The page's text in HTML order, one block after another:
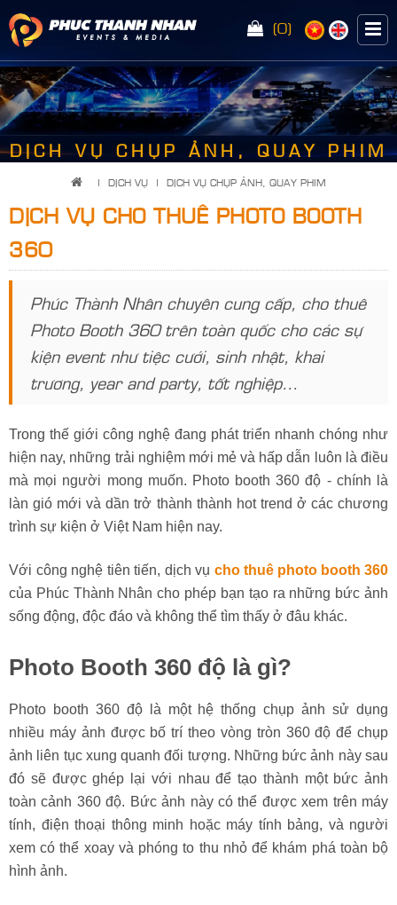
(0)
<
DỊCH VỤ CHỤP ẢNH, QUAY PHIM
| DỊCH VỤ | DỊCH VỤ CHỤP ẢNH, QUAY PHIM
DỊCH VỤ CHO THUÊ PHOTO BOOTH
360
Phúc Thành Nhân chuyên cung cấp, cho thuê
Photo Booth 360 trên toàn quốc cho các sự
kiện event như tiệc cưới, sinh nhật, khai
trương, year and party, tốt nghiệp…
Trong thế giới công nghệ đang phát triển nhanh chóng như
hiện nay, những trải nghiệm mới mẻ và hấp dẫn luôn là điều
mà mọi người mong muốn. Photo booth 360 độ - chính là
làn gió mới và dần trở thành thành hot trend ở các chương
trình sự kiện ở Việt Nam hiện nay.
Với công nghệ tiên tiến, dịch vụ cho thuê photo booth 360
của Phúc Thành Nhân cho phép bạn tạo ra những bức ảnh
sống động, độc đáo và không thể tìm thấy ở đâu khác.
Photo Booth 360 độ là gì?
Photo booth 360 độ là một hệ thống chụp ảnh sử dụng
nhiều máy ảnh được bố trí theo vòng tròn 360 độ để chụp
ảnh liên tục xung quanh đối tượng. Những bức ảnh này sau
đó sẽ được ghép lại với nhau để tạo thành một bức ảnh
toàn cảnh 360 độ. Bức ảnh này có thể được xem trên máy
tính, điện thoại thông minh hoặc máy tính bảng, và người
xem có thể xoay và phóng to thu nhỏ để khám phá toàn bộ
hình ảnh.